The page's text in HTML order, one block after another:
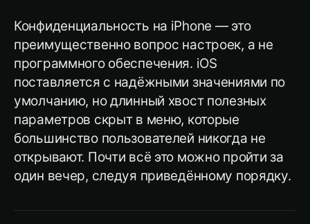
Конфиденциальность на iPhone — это
преимущественно вопрос настроек, а не
программного обеспечения. iOS
поставляется с надёжными значениями по
умолчанию, но длинный хвост полезных
параметров скрыт в меню, которые
большинство пользователей никогда не
открывают. Почти всё это можно пройти за
один вечер, следуя приведённому порядку.